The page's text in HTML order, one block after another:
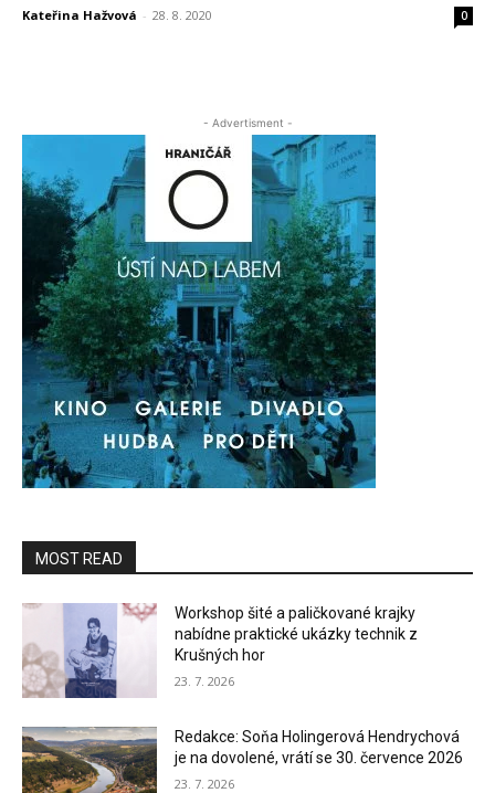
Kateřina Hažvová - 28. 8. 2020 0
- Advertisment -
MOST READ
Workshop šité a paličkované krajky
nabídne praktické ukázky technik z
Krušných hor
23. 7. 2026
Redakce: Soňa Holingerová Hendrychová
je na dovolené, vrátí se 30. července 2026
23. 7. 2026